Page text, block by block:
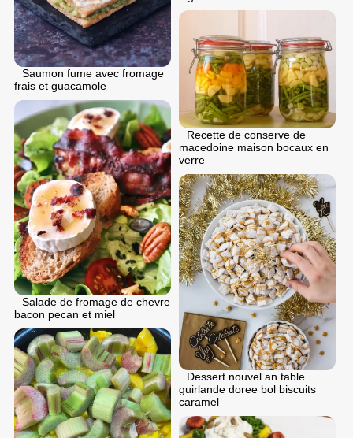
Saumon fume avec fromage
frais et guacamole
Recette de conserve de
macedoine maison bocaux en
verre
Salade de fromage de chevre
bacon pecan et miel
Dessert nouvel an table
guirlande doree bol biscuits
caramel